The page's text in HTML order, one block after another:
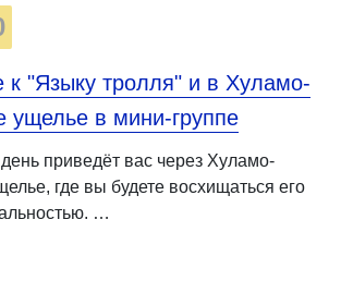
к "Языку тролля" и в Хуламо-
ущелье в мини-группе
приведёт вас через Хуламо-
где вы будете восхищаться его
…